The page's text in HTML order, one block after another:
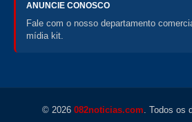
ANUNCIE CONOSCO
Fale com o nosso departamento
mídia kit.
© 2026 082noticias.com. Todos os